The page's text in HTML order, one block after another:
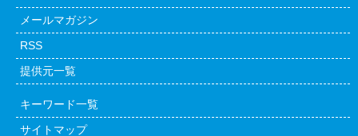
メールマガジン
RSS
提供元一覧
キーワード一覧
サイトマップ